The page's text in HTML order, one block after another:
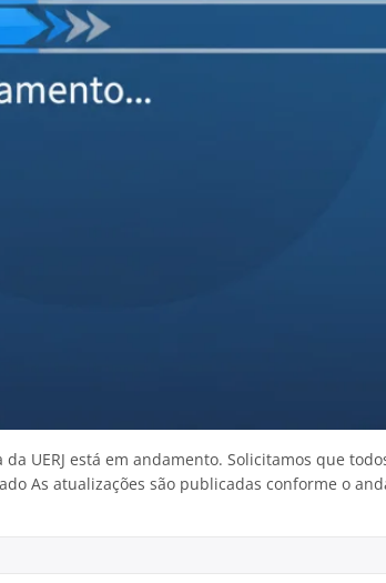
UERJ está em andamento. Solicitamos que
As atualizações são publicadas conforme o